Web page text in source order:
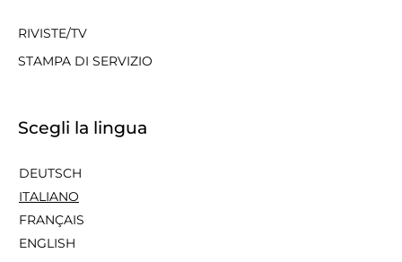
RIVISTE/TV
STAMPA DI SERVIZIO
Scegli la lingua
DEUTSCH
ITALIANO
FRANÇAIS
ENGLISH